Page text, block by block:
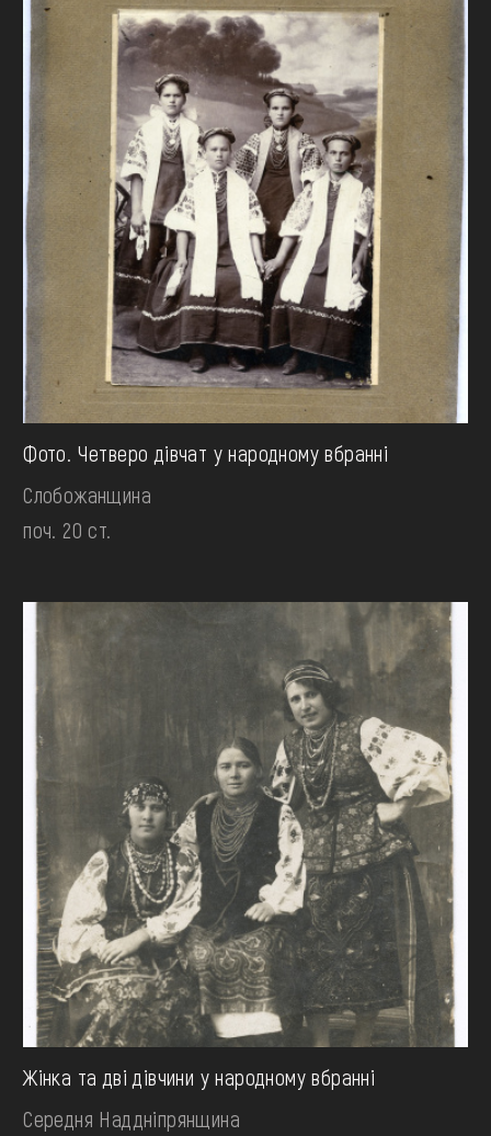
Фото. Четверо дівчат у народному вбранні
Слобожанщина
поч. 20 ст.
Жінка та дві дівчини у народному вбранні
Середня Наддніпрянщина